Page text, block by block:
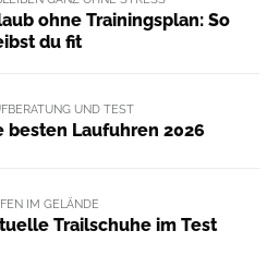
ohne Trainingsplan: So
du fit
UND TEST
besten Laufuhren 2026
IM GELÄNDE
Trailschuhe im Test